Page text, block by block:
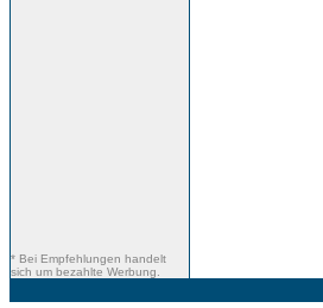
* Bei Empfehlungen handelt
sich um bezahlte Werbung.